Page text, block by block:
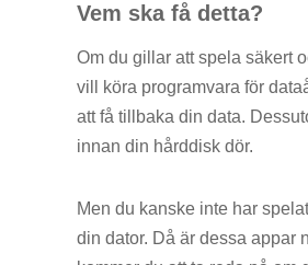
Vem ska få detta?
Om du gillar att spela säkert
vill köra programvara för
att få tillbaka din data.
innan din hårddisk dör.
Men du kanske inte har
din dator. Då är dessa appar